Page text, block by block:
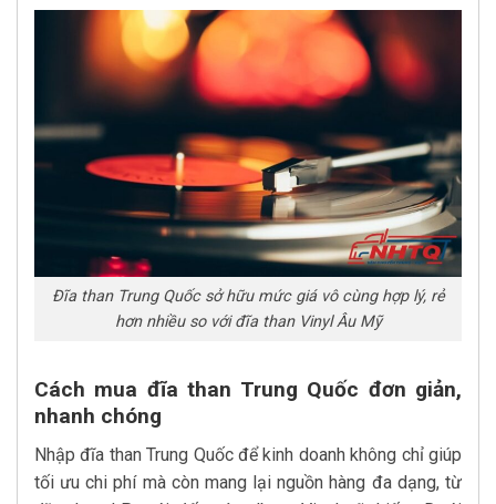
Đĩa than Trung Quốc sở hữu mức giá vô cùng hợp lý, rẻ
hơn nhiều so với đĩa than Vinyl Âu Mỹ
Cách mua đĩa than Trung Quốc đơn giản,
nhanh chóng
Nhập đĩa than Trung Quốc để kinh doanh không chỉ giúp
tối ưu chi phí mà còn mang lại nguồn hàng đa dạng, từ